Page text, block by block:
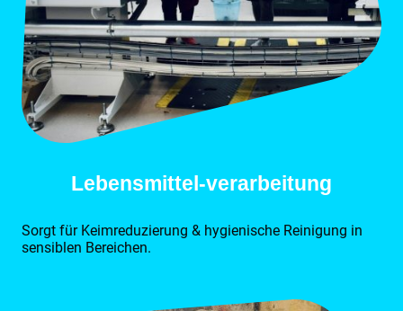
Lebensmittel-verarbeitung
Sorgt für Keimreduzierung & hygienische Reinigung in
sensiblen Bereichen.